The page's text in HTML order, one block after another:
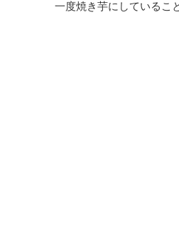
一度焼き芋にしているこ